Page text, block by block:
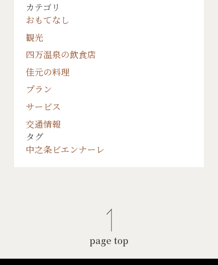
カテゴリ
おもてなし
観光
四万温泉の飲食店
佳元の料理
プラン
サービス
交通情報
タグ
中之条ビエンナーレ
page top